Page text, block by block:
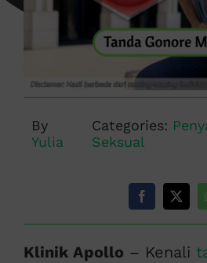
By
Yulia
Categories:
Seksual
Klinik Apollo – Kenali